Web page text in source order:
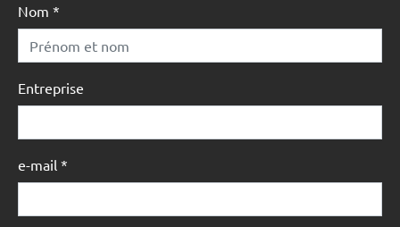
Nom *
Entreprise
e-mail *